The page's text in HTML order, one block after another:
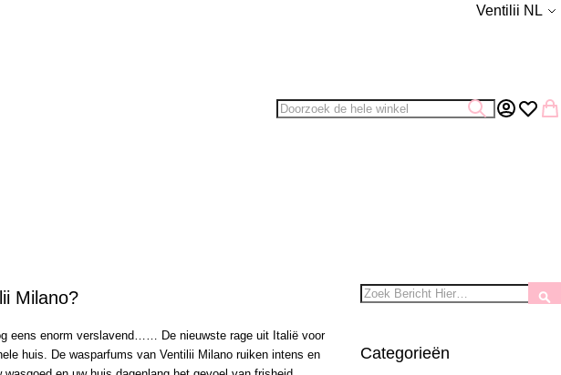
Taal
Ventilii NL
Zoek
ZoekAccount
Milano?
eens enorm verslavend…… De nieuwste rage uit Italië voor
huis. De wasparfums van Ventilii Milano ruiken intens en
Zoek
Categorieën